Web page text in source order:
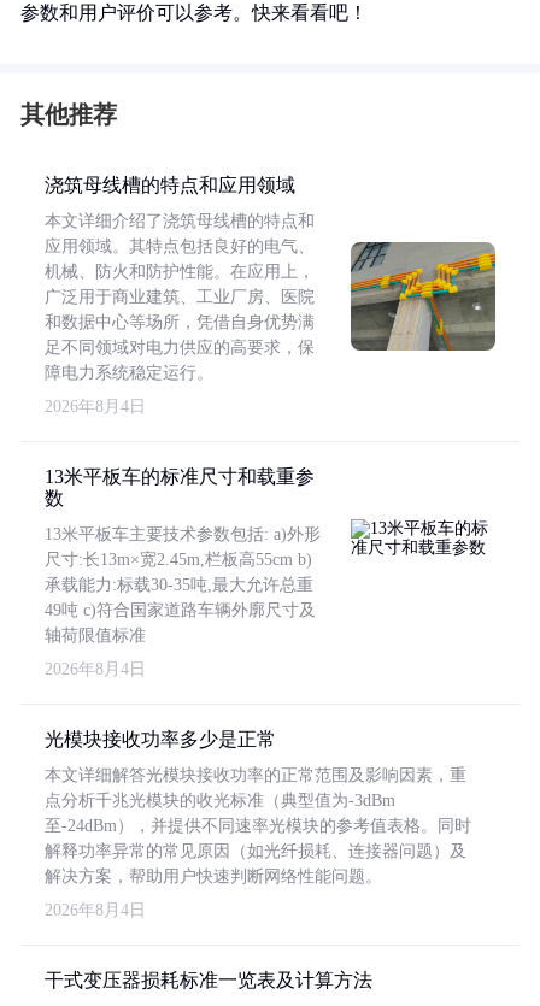
参数和用户评价可以参考。快来看看吧！
其他推荐
浇筑母线槽的特点和应用领域
本文详细介绍了浇筑母线槽的特点和
应用领域。其特点包括良好的电气、
机械、防火和防护性能。在应用上，
广泛用于商业建筑、工业厂房、医院
和数据中心等场所，凭借自身优势满
足不同领域对电力供应的高要求，保
障电力系统稳定运行。
2026年8月4日
13米平板车的标准尺寸和载重参
数
13米平板车主要技术参数包括: a)外形
尺寸:长13m×宽2.45m,栏板高55cm b)
承载能力:标载30-35吨,最大允许总重
49吨 c)符合国家道路车辆外廓尺寸及
轴荷限值标准
2026年8月4日
光模块接收功率多少是正常
本文详细解答光模块接收功率的正常范围及影响因素，重
点分析千兆光模块的收光标准（典型值为-3dBm
至-24dBm），并提供不同速率光模块的参考值表格。同时
解释功率异常的常见原因（如光纤损耗、连接器问题）及
解决方案，帮助用户快速判断网络性能问题。
2026年8月4日
干式变压器损耗标准一览表及计算方法